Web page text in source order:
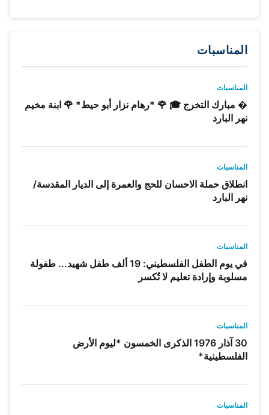
المناسبات
المناسبات
� مبارك التخرج 🎓 🌹 *رهام نزار أبو حيط* 🌹 ابنة مخيم
نهر البارد
المناسبات
انطلاق حملة الاحسان للحج والعمرة إلى الديار المقدسة/
نهر البارد
المناسبات
في يوم الطفل الفلسطيني: 19 ألف طفل شهيد... طفولة
مسلوبة وإرادة تعليم لا تُكسر
المناسبات
30 آذار 1976 الذكرى الخمسون *ليوم الأرض
الفلسطينية*
المناسبات